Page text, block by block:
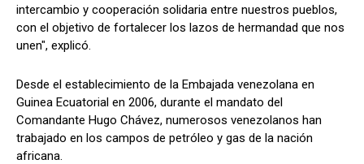
intercambio y cooperación solidaria entre nuestros pueblos,
con el objetivo de fortalecer los lazos de hermandad que nos
unen", explicó.
Desde el establecimiento de la Embajada venezolana en
Guinea Ecuatorial en 2006, durante el mandato del
Comandante Hugo Chávez, numerosos venezolanos han
trabajado en los campos de petróleo y gas de la nación
africana.